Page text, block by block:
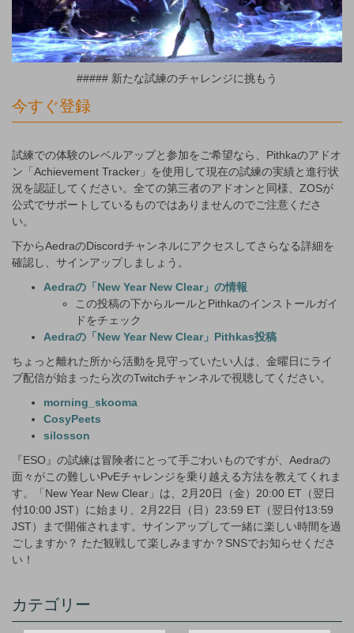
##### 新たな試練のチャレンジに挑もう
今すぐ登録
試練での体験のレベルアップと参加をご希望なら、Pithkaのアドオ
ン「Achievement Tracker」を使用して現在の試練の実績と進行状
況を認証してください。全ての第三者のアドオンと同様、ZOSが
公式でサポートしているものではありませんのでご注意くださ
い。
下からAedraのDiscordチャンネルにアクセスしてさらなる詳細を
確認し、サインアップしましょう。
Aedraの「New Year New Clear」の情報
この投稿の下からルールとPithkaのインストールガイ
ドをチェック
Aedraの「New Year New Clear」Pithkas投稿
ちょっと離れた所から活動を見守っていたい人は、金曜日にライ
ブ配信が始まったら次のTwitchチャンネルで視聴してください。
morning_skooma
CosyPeets
silosson
『ESO』の試練は冒険者にとって手ごわいものですが、Aedraの
面々がこの難しいPvEチャレンジを乗り越える方法を教えてくれま
す。「New Year New Clear」は、2月20日（金）20:00 ET（翌日
付10:00 JST）に始まり、2月22日（日）23:59 ET（翌日付13:59
JST）まで開催されます。サインアップして一緒に楽しい時間を過
ごしますか？ ただ観戦して楽しみますか？SNSでお知らせくださ
い！
カテゴリー